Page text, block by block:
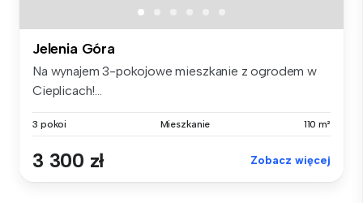
Jelenia Góra
Na wynajem 3-pokojowe mieszkanie z ogrodem w
Cieplicach!...
3 pokoi Mieszkanie 110 m²
3 300 zł Zobacz więcej